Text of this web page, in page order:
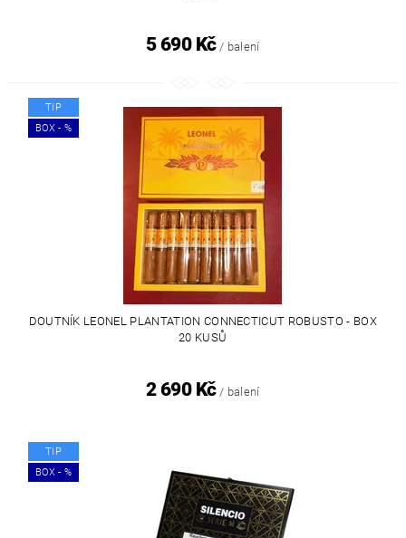
5 690 Kč / balení
TIP
BOX - %
DOUTNÍK LEONEL PLANTATION CONNECTICUT ROBUSTO - BOX
20 KUSŮ
2 690 Kč / balení
TIP
BOX - %